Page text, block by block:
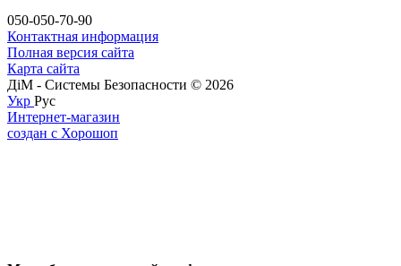
050-050-70-90
Контактная информация
Полная версия сайта
Карта сайта
ДіМ - Системы Безопасности © 2026
Укр Рус
Интернет-магазин
создан с Хорошоп